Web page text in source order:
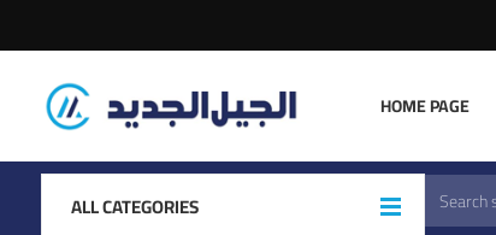
HOME PAGE
ALL CATEGORIES